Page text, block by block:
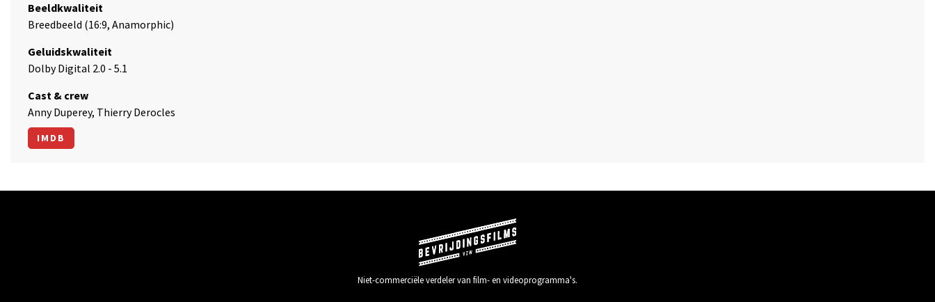
Beeldkwaliteit
Breedbeeld (16:9, Anamorphic)
Geluidskwaliteit
Dolby Digital 2.0 - 5.1
Cast & crew
Anny Duperey, Thierry Derocles
IMDB
Niet-commerciële verdeler van film- en videoprogramma's.